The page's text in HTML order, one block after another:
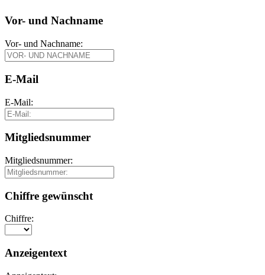
Vor- und Nachname
Vor- und Nachname:
E-Mail
E-Mail:
Mitgliedsnummer
Mitgliedsnummer:
Chiffre gewünscht
Chiffre:
Anzeigentext